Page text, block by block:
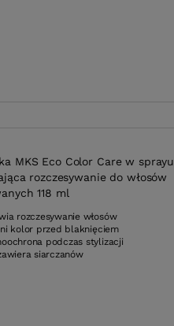
MKS Eco Color Care w sprayu
rozczesywanie do włosów
118 ml
rozczesywanie włosów
kolor przed blaknięciem
podczas stylizacji
siarczanów